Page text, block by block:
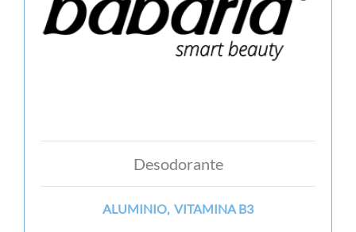
Desodorante
ALUMINIO, VITAMINA B3